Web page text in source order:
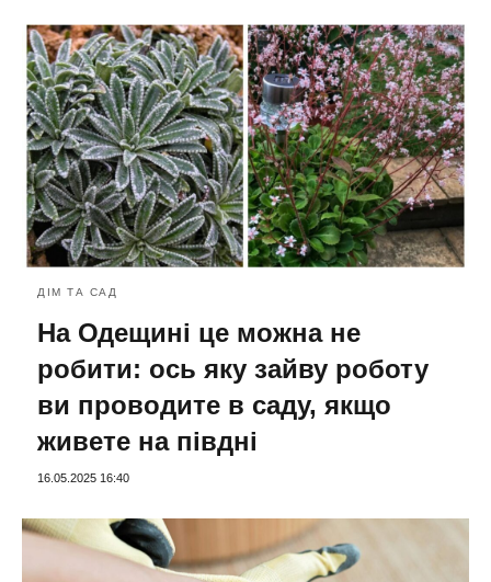
ДІМ ТА САД
На Одещині це можна не
робити: ось яку зайву роботу
ви проводите в саду, якщо
живете на півдні
16.05.2025 16:40